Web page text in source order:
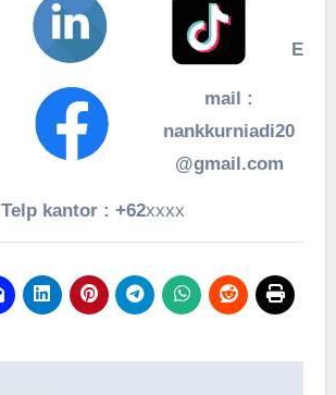
E
mail :
nankkurniadi20
@gmail.com
Telp kantor : +62xxxx